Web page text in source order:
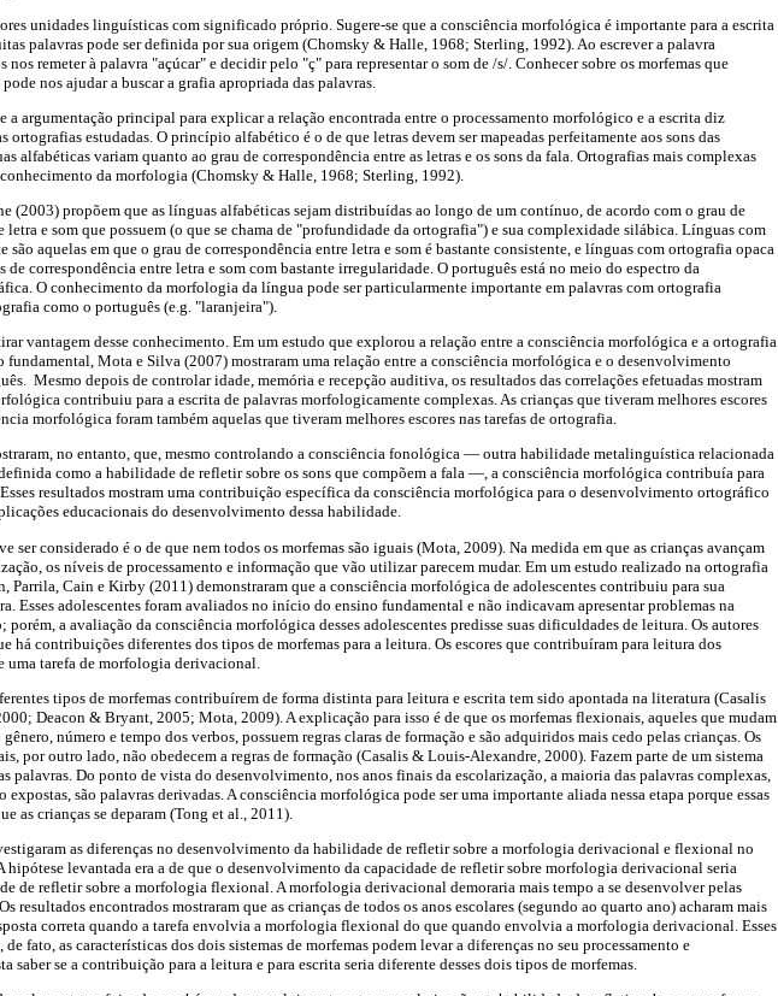
unidades linguísticas com significado próprio. Sugere-se que a consciência morfológica é importante para a escrita
palavras pode ser definida por sua origem (Chomsky & Halle, 1968; Sterling, 1992). Ao escrever a palavra
nos remeter à palavra "açúcar" e decidir pelo "ç" para representar o som de /s/. Conhecer sobre os morfemas que
nos ajudar a buscar a grafia apropriada das palavras.
a argumentação principal para explicar a relação encontrada entre o processamento morfológico e a escrita diz
ortografias estudadas. O princípio alfabético é o de que letras devem ser mapeadas perfeitamente aos sons das
alfabéticas variam quanto ao grau de correspondência entre as letras e os sons da fala. Ortografias mais complexas
da morfologia (Chomsky & Halle, 1968; Sterling, 1992).
(2003) propõem que as línguas alfabéticas sejam distribuídas ao longo de um contínuo, de acordo com o grau de
letra e som que possuem (o que se chama de "profundidade da ortografia") e sua complexidade silábica. Línguas com
são aquelas em que o grau de correspondência entre letra e som é bastante consistente, e línguas com ortografia opaca
de correspondência entre letra e som com bastante irregularidade. O português está no meio do espectro da
O conhecimento da morfologia da língua pode ser particularmente importante em palavras com ortografia
como o português (e.g. "laranjeira").
vantagem desse conhecimento. Em um estudo que explorou a relação entre a consciência morfológica e a ortografia
fundamental, Mota e Silva (2007) mostraram uma relação entre a consciência morfológica e o desenvolvimento
Mesmo depois de controlar idade, memória e recepção auditiva, os resultados das correlações efetuadas mostram
contribuiu para a escrita de palavras morfologicamente complexas. As crianças que tiveram melhores escores
morfológica foram também aquelas que tiveram melhores escores nas tarefas de ortografia.
no entanto, que, mesmo controlando a consciência fonológica — outra habilidade metalinguística relacionada
como a habilidade de refletir sobre os sons que compõem a fala —, a consciência morfológica contribuía para
resultados mostram uma contribuição específica da consciência morfológica para o desenvolvimento ortográfico
educacionais do desenvolvimento dessa habilidade.
ser considerado é o de que nem todos os morfemas são iguais (Mota, 2009). Na medida em que as crianças avançam
os níveis de processamento e informação que vão utilizar parecem mudar. Em um estudo realizado na ortografia
Parrila, Cain e Kirby (2011) demonstraram que a consciência morfológica de adolescentes contribuiu para sua
Esses adolescentes foram avaliados no início do ensino fundamental e não indicavam apresentar problemas na
a avaliação da consciência morfológica desses adolescentes predisse suas dificuldades de leitura. Os autores
há contribuições diferentes dos tipos de morfemas para a leitura. Os escores que contribuíram para leitura dos
uma tarefa de morfologia derivacional.
tipos de morfemas contribuírem de forma distinta para leitura e escrita tem sido apontada na literatura (Casalis
Deacon & Bryant, 2005; Mota, 2009). A explicação para isso é de que os morfemas flexionais, aqueles que mudam
número e tempo dos verbos, possuem regras claras de formação e são adquiridos mais cedo pelas crianças. Os
por outro lado, não obedecem a regras de formação (Casalis & Louis-Alexandre, 2000). Fazem parte de um sistema
palavras. Do ponto de vista do desenvolvimento, nos anos finais da escolarização, a maioria das palavras complexas,
expostas, são palavras derivadas. A consciência morfológica pode ser uma importante aliada nessa etapa porque essas
as crianças se deparam (Tong et al., 2011).
as diferenças no desenvolvimento da habilidade de refletir sobre a morfologia derivacional e flexional no
hipótese levantada era a de que o desenvolvimento da capacidade de refletir sobre morfologia derivacional seria
de refletir sobre a morfologia flexional. A morfologia derivacional demoraria mais tempo a se desenvolver pelas
resultados encontrados mostraram que as crianças de todos os anos escolares (segundo ao quarto ano) acharam mais
correta quando a tarefa envolvia a morfologia flexional do que quando envolvia a morfologia derivacional. Esses
de fato, as características dos dois sistemas de morfemas podem levar a diferenças no seu processamento e
saber se a contribuição para a leitura e para escrita seria diferente desses dois tipos de morfemas.